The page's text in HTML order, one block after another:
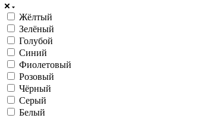
Жёлтый
Зелёный
Голубой
Синий
Фиолетовый
Розовый
Чёрный
Серый
Белый